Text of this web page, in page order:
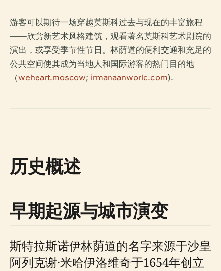
游客可以期待一场穿越莫斯科过去与现在的丰富旅程
——欣赏新艺术风格建筑，观看著名莫斯科艺术剧院的
演出，或享受季节性节日。林荫道的便利交通和充足的
公共空间使其成为当地人和国际游客的热门目的地
（weheart.moscow; irmanaanworld.com).
历史概述
早期起源与城市演变
斯特拉斯诺伊林荫道的名字来源于沙皇
阿列克谢·米哈伊洛维奇于1654年创立